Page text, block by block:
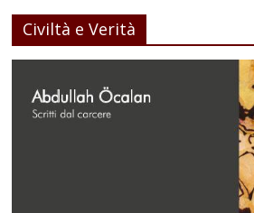
Civiltà e Verità